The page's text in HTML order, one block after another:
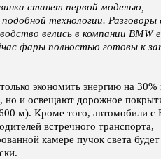
станет первой моделью,
технологии. Разговоры
велись в компании BMW
фары полностью готовы к
экономить энергию на 30%
но и освещают дорожное
м). Кроме того, автомобили с
встречного транспорта,
камере пучок света будет